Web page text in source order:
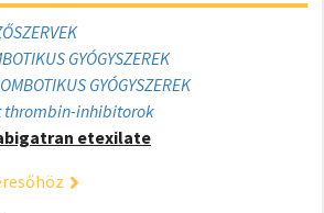
GYÓGYSZEREK
GYÓGYSZEREK
thrombin-inhibitorok
etexilate